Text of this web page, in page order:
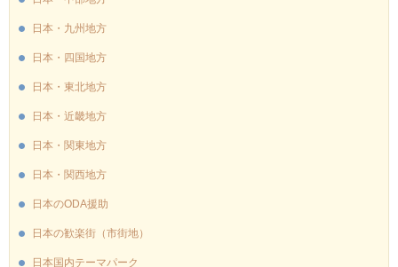
日本・九州地方
日本・四国地方
日本・東北地方
日本・近畿地方
日本・関東地方
日本・関西地方
日本のODA援助
日本の歓楽街（市街地）
日本国内テーマパーク